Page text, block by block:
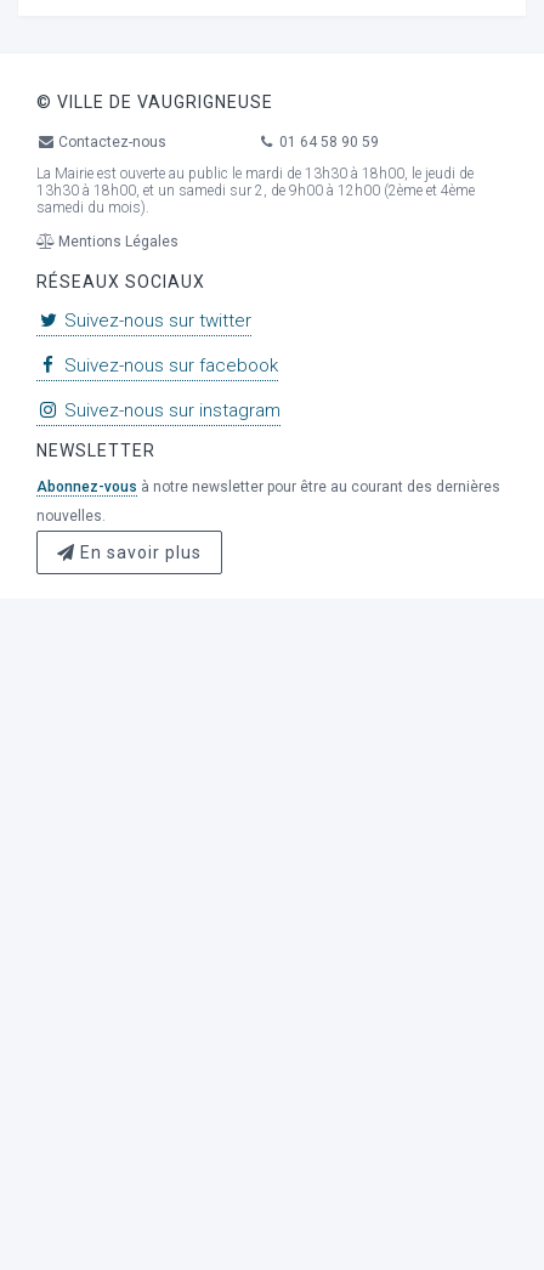
© VILLE DE VAUGRIGNEUSE
Contactez-nous
01 64 58 90 59
La Mairie est ouverte au public le mardi de 13h30 à 18h00, le jeudi de
13h30 à 18h00, et un samedi sur 2, de 9h00 à 12h00 (2ème et 4ème
samedi du mois).
Mentions Légales
RÉSEAUX SOCIAUX
Suivez-nous sur twitter
Suivez-nous sur facebook
Suivez-nous sur instagram
NEWSLETTER
Abonnez-vous à notre newsletter pour être au courant des dernières
nouvelles.
En savoir plus